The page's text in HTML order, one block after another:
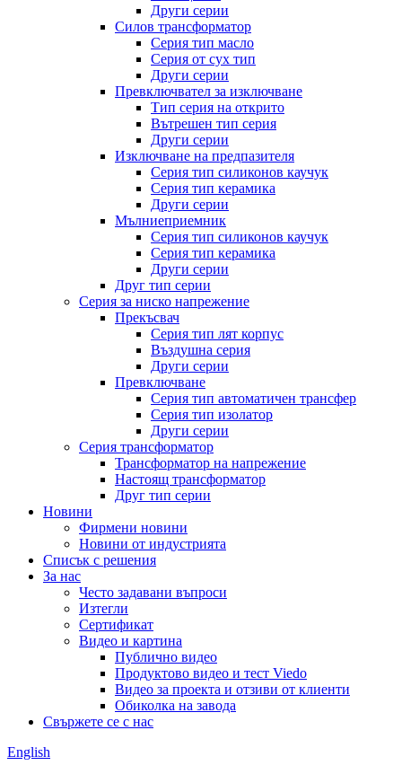
Други серии
Силов трансформатор
Серия тип масло
Серия от сух тип
Други серии
Превключвател за изключване
Тип серия на открито
Вътрешен тип серия
Други серии
Изключване на предпазителя
Серия тип силиконов каучук
Серия тип керамика
Други серии
Мълниеприемник
Серия тип силиконов каучук
Серия тип керамика
Други серии
Друг тип серии
Серия за ниско напрежение
Прекъсвач
Серия тип лят корпус
Въздушна серия
Други серии
Превключване
Серия тип автоматичен трансфер
Серия тип изолатор
Други серии
Серия трансформатор
Трансформатор на напрежение
Настоящ трансформатор
Друг тип серии
Новини
Фирмени новини
Новини от индустрията
Списък с решения
За нас
Често задавани въпроси
Изтегли
Сертификат
Видео и картина
Публично видео
Продуктово видео и тест Viedo
Видео за проекта и отзиви от клиенти
Обиколка на завода
Свържете се с нас
English